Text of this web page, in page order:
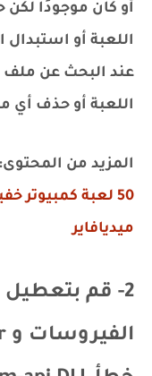
أو كان موجودًا
اللعبة أو
اللعبة أو حذف أي
المزيد من
50 لعبة
ميديافاير
2- قم بتعطيل